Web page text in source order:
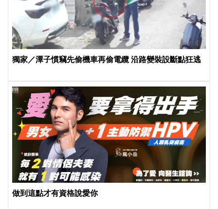
獨家／潭子慣竊先偷機車再偷電纜 沿路變裝設斷點狂逃
做到這點才有資格說愛你
PR